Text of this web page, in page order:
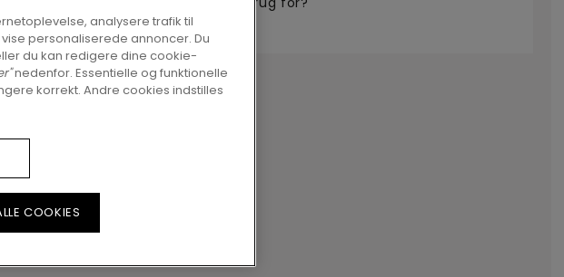
analysere trafik til
personaliserede annoncer. Du
du kan redigere dine cookie-
nedenfor. Essentielle og funktionelle
korrekt. Andre cookies indstilles
COOKIES